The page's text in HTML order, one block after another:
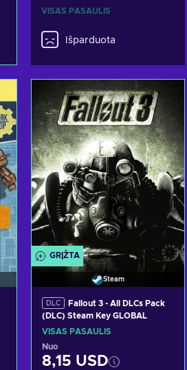
VISAS PASAULIS
Išparduota
GRĮŽTA
Steam
DLC
Fallout 3 - All DLCs Pack
(DLC) Steam Key GLOBAL
VISAS PASAULIS
Nuo
8,15 USD